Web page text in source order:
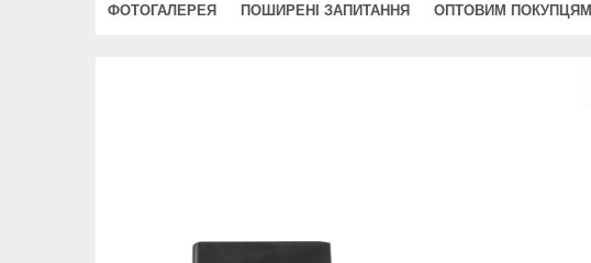
ФОТОГАЛЕРЕЯ ПОШИРЕНІ ЗАПИТАННЯ ОПТОВИМ ПОКУПЦЯМ